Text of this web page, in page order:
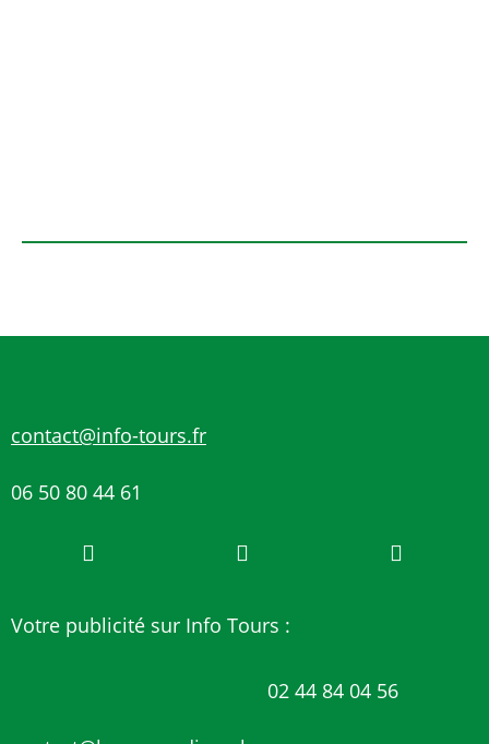
contact@info-tours.fr
06 50 80 44 61
Votre publicité sur Info Tours :
02 44 84 04 56